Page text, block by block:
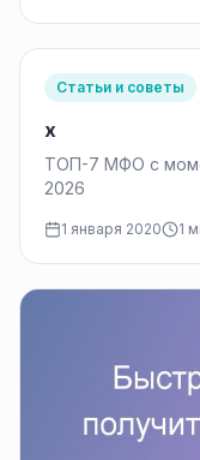
Статьи и советы
x
ТОП-7 МФО с
2026
1 января 2020 1